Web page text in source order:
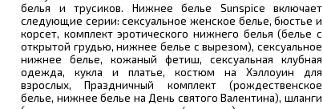
белья и трусиков. Нижнее белье Sunspice включает
следующие серии: сексуальное женское белье, бюстье и
корсет, комплект эротического нижнего белья (белье с
открытой грудью, нижнее белье с вырезом), сексуальное
нижнее белье, кожаный фетиш, сексуальная клубная
одежда, кукла и платье, костюм на Хэллоуин для
взрослых, Праздничный комплект (рождественское
белье, нижнее белье на День святого Валентина), шланги